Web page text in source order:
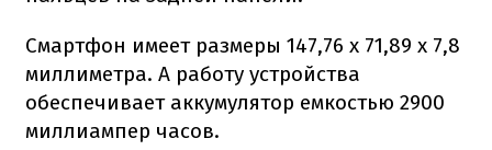
Смартфон имеет размеры 147,76 х 71,89 х 7,8
миллиметра. А работу устройства
обеспечивает аккумулятор емкостью 2900
миллиампер часов.